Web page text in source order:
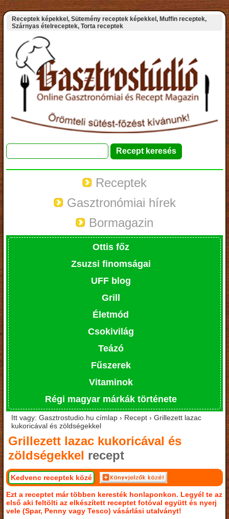
Receptek képekkel, Sütemény receptek képekkel, Muffin receptek,
Szárnyas ételreceptek, Torta receptek
Receptek
Gasztronómiai hírek
Bormagazin
Ottis főz
Zsuzsi finomságai
UFF blog
Grill
Életmód
Csokivilág
Teázó
Fűszerek
Vitaminok
Régi magyar márkák története
Itt vagy: Gasztrostudio.hu címlap › Recept › Grillezett lazac
kukoricával és zöldségekkel
Grillezett lazac kukoricával és
zöldségekkel recept
Kedvenc receptek közé
Ezt a receptet már többen keresték honlaponkon. Legyél te az
első aki feltölti az elkészített receptet fotóval együtt és nyerj
vele (Spar, Penny vagy Tesco) vásárlási utalványt!